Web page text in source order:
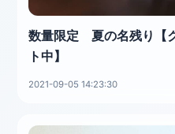
数量限定 夏の名残り【
ト中】
2021-09-05 14:23:30